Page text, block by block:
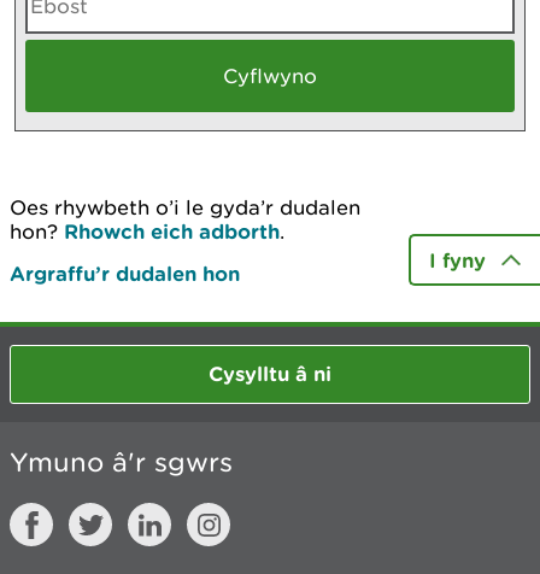
Oes rhywbeth o’i le gyda’r dudalen
hon? Rhowch eich adborth.
Argraffu’r dudalen hon
I fyny
Cysylltu â ni
Ymuno â'r sgwrs